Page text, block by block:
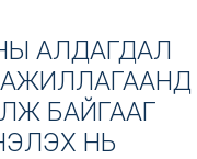
АЛДАГДАЛ
БАЙГААГ
НЬ